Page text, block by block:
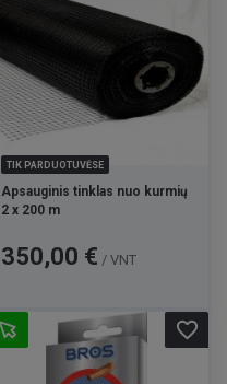
TIK PARDUOTUVĖSE
Apsauginis tinklas nuo kurmių
2 x 200 m
Kaina
350,00 € / VNT
favorite_border